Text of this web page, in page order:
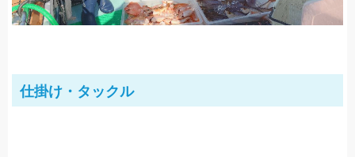
仕掛け・タックル